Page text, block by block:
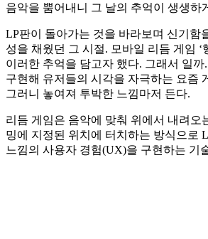
음악을 뿜어내니 그 날의 추억이 생생하
LP판이 돌아가는 것을 바라보며 신기함
성을 채웠던 그 시절. 모바일 리듬 게임 ‘
이러한 추억을 담고자 했다. 그래서 일
구현해 유저들의 시각을 자극하는 요즘
그러니 놓여져 투박한 느낌마저 든다.
리듬 게임은 음악에 맞춰 위에서 내려오
밍에 지정된 위치에 터치하는 방식으로
느낌의 사용자 경험(UX)을 구현하는 기